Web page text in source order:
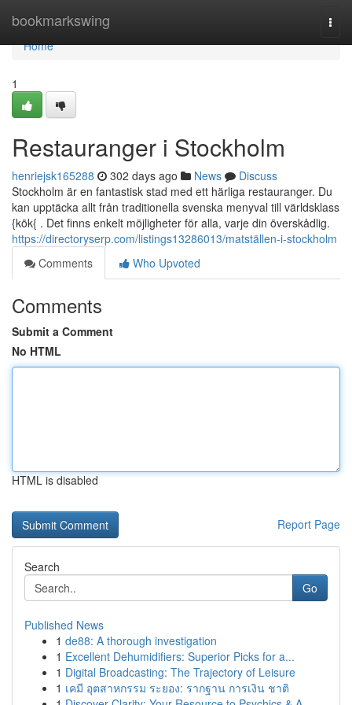
bookmarkswing
Home
Home
1
Restauranger i Stockholm
henriejsk165288 302 days ago News
Discuss
Stockholm är en fantastisk stad med ett härliga restauranger. Du
kan upptäcka allt från traditionella svenska menyval till världsklass
{kök{ . Det finns enkelt möjligheter för alla, varje din överskådlig.
https://directoryserp.com/listings13286013/matställen-i-stockholm
Comments
Who Upvoted
Comments
Submit a Comment
No HTML
HTML is disabled
Report Page
Search
Go
Published News
1 de88: A thorough investigation
1 Excellent Dehumidifiers: Superior Picks for a...
1 Digital Broadcasting: The Trajectory of Leisure
1 เคมี อุตสาหกรรม ระยอง: รากฐาน การเงิน ชาติ